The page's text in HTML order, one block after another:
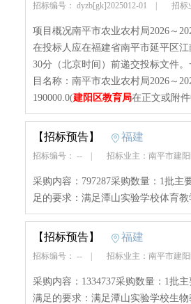
招标编号： dyzb[gk]2025012-01 招标
项目概况南平市农业农村局2026～
在投标人应在福建省南平市延平区
30分（北京时间）前递交投标文件
目名称：南平市农业农村局2026～
190000.0(建阳区教育局在正文或附
【招标预告】 福建
招标编号： -- 招标业主：南平市建
采购内容：797287采购数量：1批
足的要求：满足潭山实验学校体育
【招标预告】 福建
招标编号： -- 招标业主：南平市建
采购内容：1334737采购数量：1批
满足的要求：满足潭山实验学校生